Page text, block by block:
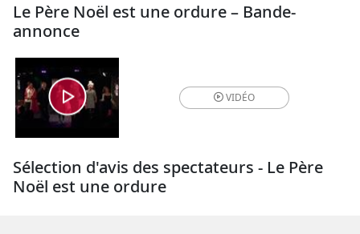
Le Père Noël est une ordure – Bande-
annonce
VIDÉO
Sélection d'avis des spectateurs - Le Père
Noël est une ordure